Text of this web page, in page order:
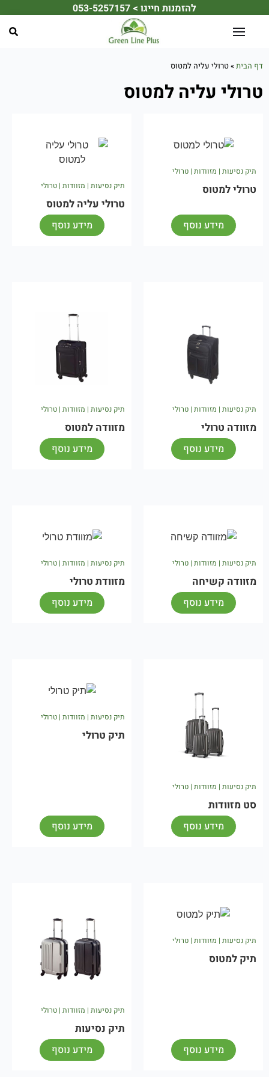
להזמנות חייגו > 053-5257157
דף הבית»טרולי עליה למטוס
טרולי עליה למטוס
תיק נסיעות | מזוודות | טרולי
טרולי למטוס
מידע נוסף
תיק נסיעות | מזוודות | טרולי
טרולי עליה למטוס
מידע נוסף
תיק נסיעות | מזוודות | טרולי
מזוודה טרולי
מידע נוסף
תיק נסיעות | מזוודות | טרולי
מזוודה למטוס
מידע נוסף
תיק נסיעות | מזוודות | טרולי
מזוודה קשיחה
מידע נוסף
תיק נסיעות | מזוודות | טרולי
מזוודת טרולי
מידע נוסף
תיק נסיעות | מזוודות | טרולי
סט מזוודות
מידע נוסף
תיק נסיעות | מזוודות | טרולי
תיק טרולי
מידע נוסף
תיק נסיעות | מזוודות | טרולי
תיק למטוס
מידע נוסף
תיק נסיעות | מזוודות | טרולי
תיק נסיעות
מידע נוסף